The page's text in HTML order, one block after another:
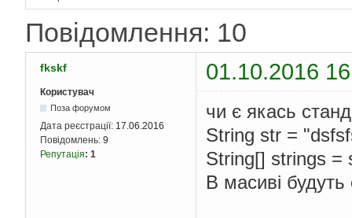
Повідомлення: 10
fkskf 01.10.2016
Користувач
Поза форумом
Дата реєстрації: 17.06.2016
Повідомлень: 9
Репутація: 1
чи є якась
String str =
String[] strings =
В масиві будуть